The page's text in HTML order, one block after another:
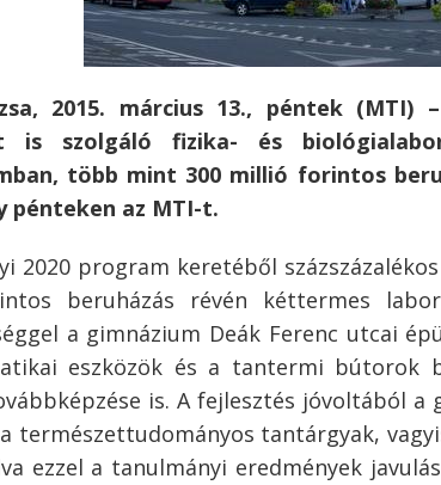
2015. március 13., péntek
is szolgáló fizika- és
több mint 300 millió forintos
pénteken az MTI-t.
2020 program keretéből
beruházás révén kéttermes
a gimnázium Deák Ferenc utcai
eszközök és a tantermi bútorok
is. A fejlesztés jóvoltából
természettudományos tantárgyak,
ezzel a tanulmányi eredmények